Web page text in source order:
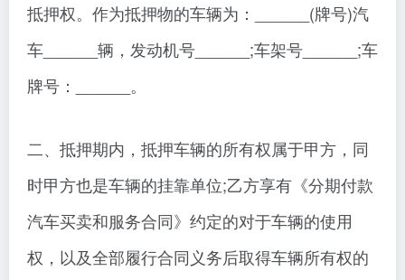
抵押权。作为抵押物的车辆为：______(牌号)汽
车______辆，发动机号______;车架号______;车
牌号：______。
二、抵押期内，抵押车辆的所有权属于甲方，同
时甲方也是车辆的挂靠单位;乙方享有《分期付款
汽车买卖和服务合同》约定的对于车辆的使用
权，以及全部履行合同义务后取得车辆所有权的